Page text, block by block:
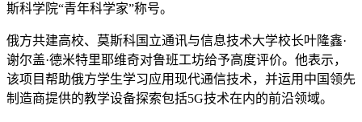
斯科学院“青年科学家”称号。
俄方共建高校、莫斯科国立通讯与信息技术大学校长叶隆鑫·
谢尔盖·德米特里耶维奇对鲁班工坊给予高度评价。他表示，
该项目帮助俄方学生学习应用现代通信技术，并运用中国领先
制造商提供的教学设备探索包括5G技术在内的前沿领域。